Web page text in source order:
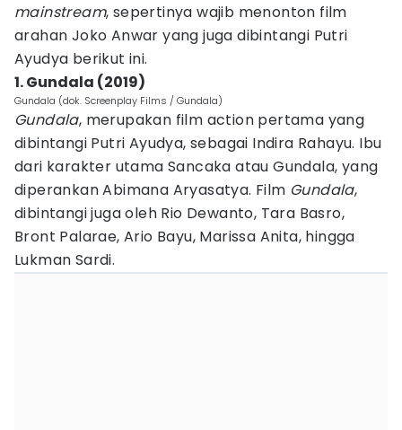
mainstream, sepertinya wajib menonton film
arahan Joko Anwar yang juga dibintangi Putri
Ayudya berikut ini.
1. Gundala (2019)
Gundala (dok. Screenplay Films / Gundala)
Gundala, merupakan film action pertama yang
dibintangi Putri Ayudya, sebagai Indira Rahayu. Ibu
dari karakter utama Sancaka atau Gundala, yang
diperankan Abimana Aryasatya. Film Gundala,
dibintangi juga oleh Rio Dewanto, Tara Basro,
Bront Palarae, Ario Bayu, Marissa Anita, hingga
Lukman Sardi.